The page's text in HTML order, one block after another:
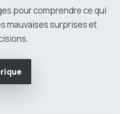
pour comprendre ce qui
mauvaises surprises et